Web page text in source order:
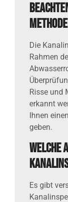
Die
Rahmen
Risse und
erkannt
Ihnen
geben.
Welche
Es gibt